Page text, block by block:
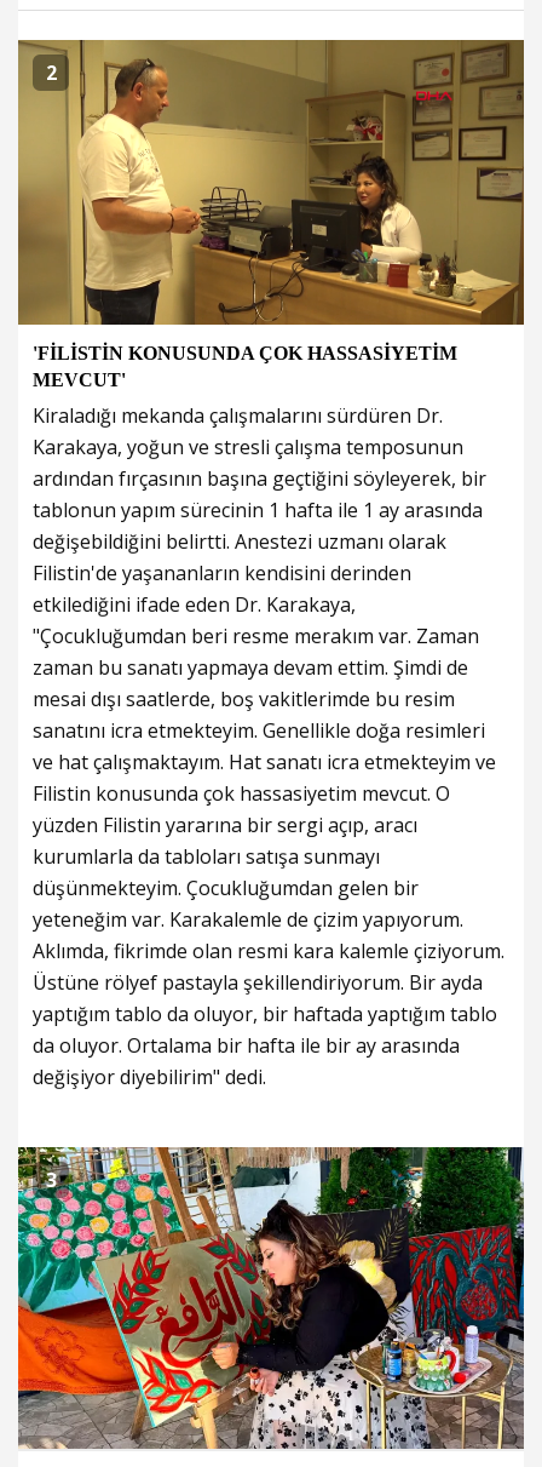
2
'FİLİSTİN KONUSUNDA ÇOK HASSASİYETİM
MEVCUT'
Kiraladığı mekanda çalışmalarını sürdüren Dr.
Karakaya, yoğun ve stresli çalışma temposunun
ardından fırçasının başına geçtiğini söyleyerek, bir
tablonun yapım sürecinin 1 hafta ile 1 ay arasında
değişebildiğini belirtti. Anestezi uzmanı olarak
Filistin'de yaşananların kendisini derinden
etkilediğini ifade eden Dr. Karakaya,
"Çocukluğumdan beri resme merakım var. Zaman
zaman bu sanatı yapmaya devam ettim. Şimdi de
mesai dışı saatlerde, boş vakitlerimde bu resim
sanatını icra etmekteyim. Genellikle doğa resimleri
ve hat çalışmaktayım. Hat sanatı icra etmekteyim ve
Filistin konusunda çok hassasiyetim mevcut. O
yüzden Filistin yararına bir sergi açıp, aracı
kurumlarla da tabloları satışa sunmayı
düşünmekteyim. Çocukluğumdan gelen bir
yeteneğim var. Karakalemle de çizim yapıyorum.
Aklımda, fikrimde olan resmi kara kalemle çiziyorum.
Üstüne rölyef pastayla şekillendiriyorum. Bir ayda
yaptığım tablo da oluyor, bir haftada yaptığım tablo
da oluyor. Ortalama bir hafta ile bir ay arasında
değişiyor diyebilirim" dedi.
3